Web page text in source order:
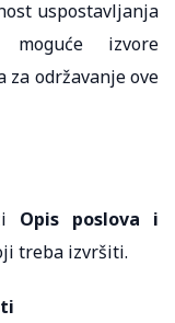
uspostavljanja
izvore
održavanje ove
Opis poslova i
treba izvršiti.